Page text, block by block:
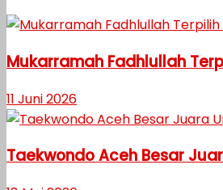
Mukarramah Fadhlullah
11 Juni 2026
Taekwondo Aceh Besar